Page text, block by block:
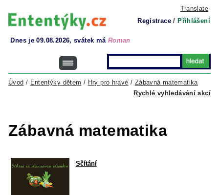
Translate
Registrace / Přihlášení
Dnes je 09.08.2026, svátek má Roman
Rychlé vyhledávání akcí
Úvod / Ententýky dětem / Hry pro hravé / Zábavná matematika
Zábavná matematika
Sčítání